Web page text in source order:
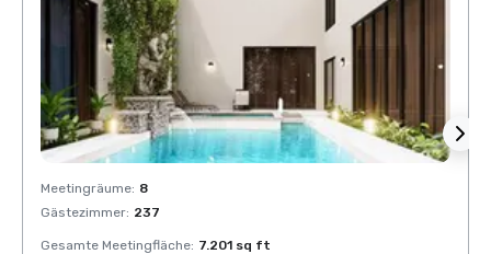
Meetingräume: 8
Gästezimmer: 237
Gesamte Meetingfläche: 7.201 sq ft